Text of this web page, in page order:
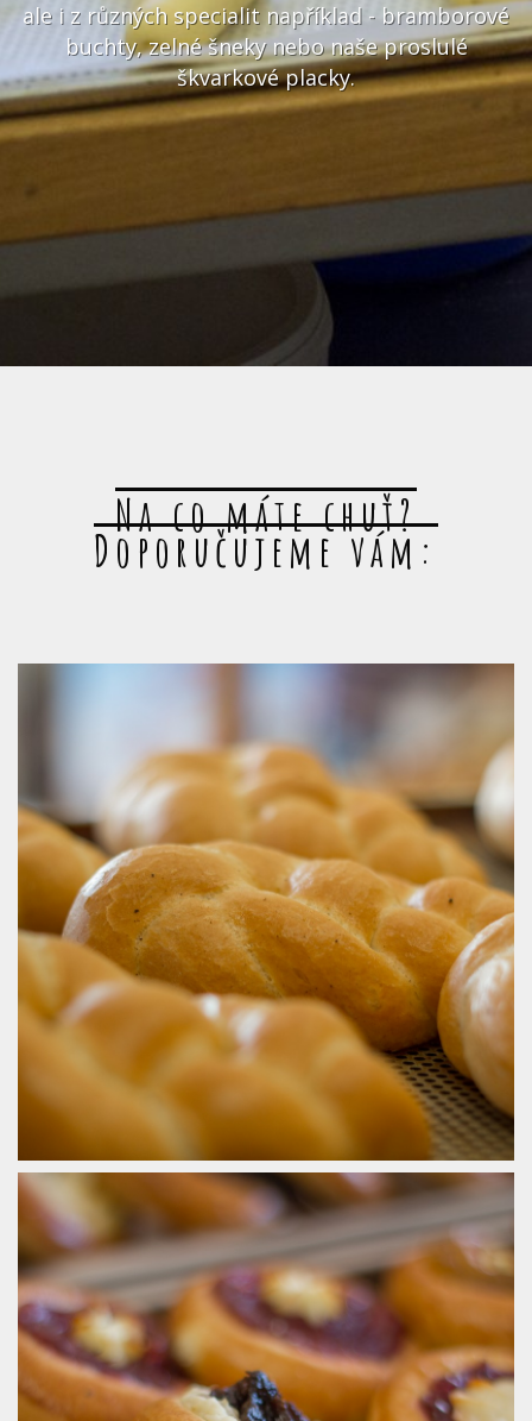
ale i z různých specialit například - bramborové
buchty, zelné šneky nebo naše proslulé
škvarkové placky.
Na co máte chuť?
Doporučujeme vám: